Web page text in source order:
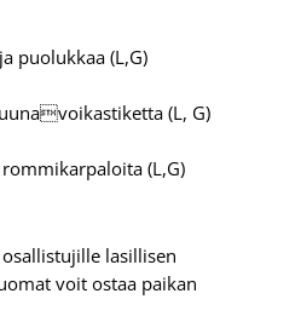
puolukkaa (L,G)
(L, G)
(L,G)
lasillisen
voit ostaa paikan